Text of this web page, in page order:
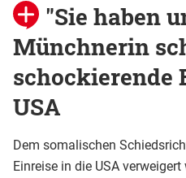
"Sie haben
Münchnerin
schockierende
USA
Dem somalischen
Einreise in die USA